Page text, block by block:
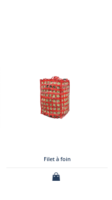
Filet à foin